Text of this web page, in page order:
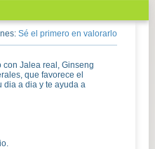
Sé el primero en valorarlo
con Jalea real, Ginseng
que favorece el
dia a dia y te ayuda a